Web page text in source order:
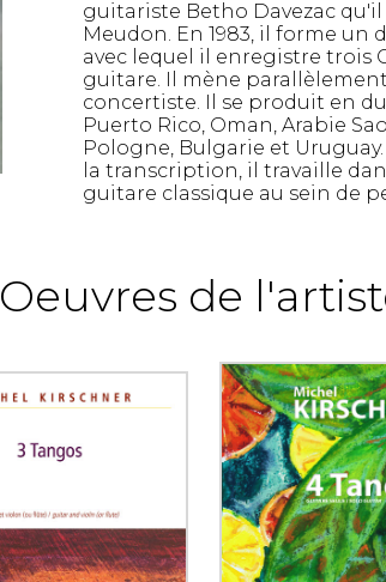
Ukulele
Violin
Voice
guitariste Betho Davezac
Meudon. En 1983, il forme un
avec lequel il enregistre trois
guitare. Il mène
concertiste. Il se produit en
Puerto Rico, Oman, Arabie
Pologne, Bulgarie et
la transcription, il travaille
guitare classique au sein de
Oeuvres de